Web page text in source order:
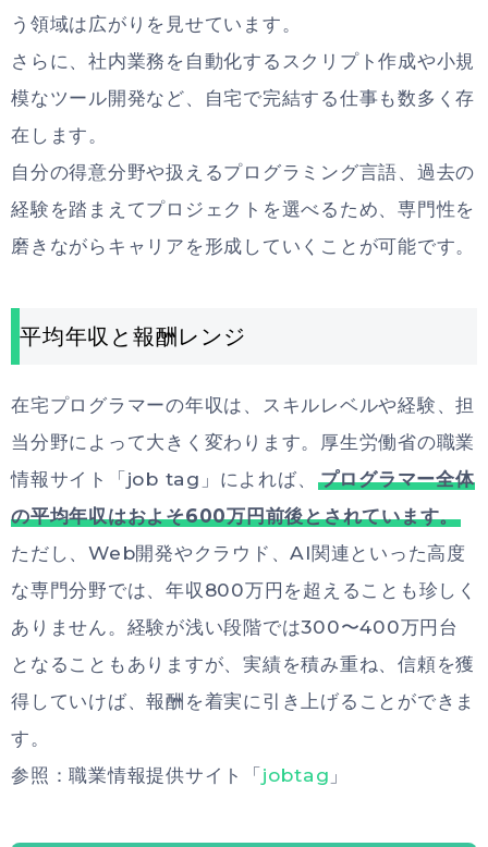
う領域は広がりを見せています。
さらに、社内業務を自動化するスクリプト作成や小規
模なツール開発など、自宅で完結する仕事も数多く存
在します。
自分の得意分野や扱えるプログラミング言語、過去の
経験を踏まえてプロジェクトを選べるため、専門性を
磨きながらキャリアを形成していくことが可能です。
平均年収と報酬レンジ
在宅プログラマーの年収は、スキルレベルや経験、担
当分野によって大きく変わります。厚生労働省の職業
情報サイト「job tag」によれば、
プログラマー全体
の平均年収はおよそ600万円前後とされています。
ただし、Web開発やクラウド、AI関連といった高度
な専門分野では、年収800万円を超えることも珍しく
ありません。経験が浅い段階では300〜400万円台
となることもありますが、実績を積み重ね、信頼を獲
得していけば、報酬を着実に引き上げることができま
す。
参照：職業情報提供サイト「jobtag 」